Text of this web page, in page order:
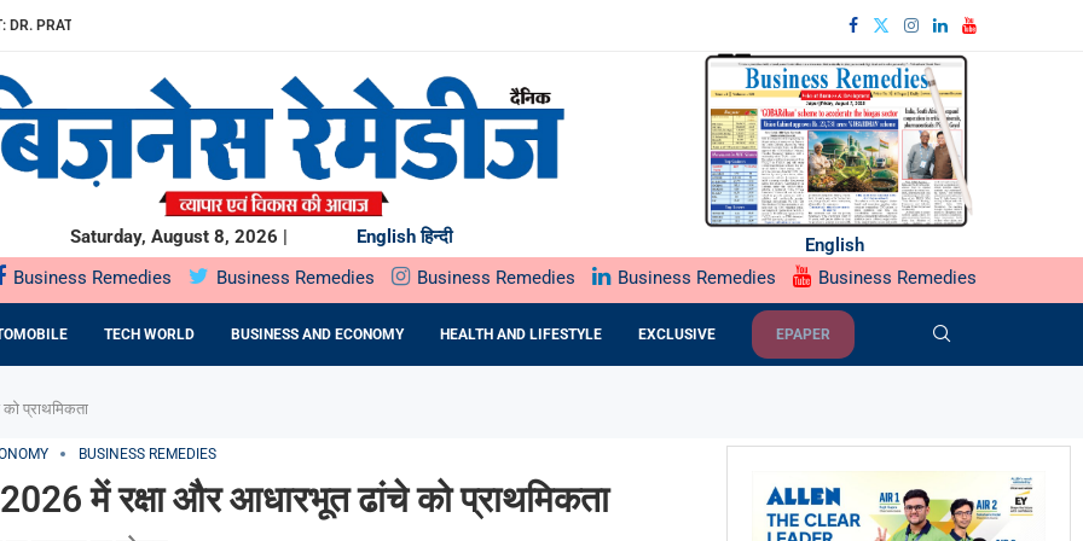
PRATIBHA AGARWAL ON...
के...
मंगलवार,...
EPC कंपनी से...
Saturday, August 8, 2026 | English हिन्दी
English
Business Remedies Business Remedies Business Remedies Business Remedies Business Remedies
TECH WORLD BUSINESS AND ECONOMY HEALTH AND LIFESTYLE EXCLUSIVE EPAPER
प्राथमिकता
BUSINESS REMEDIES
में रक्षा और आधारभूत ढांचे को प्राथमिकता